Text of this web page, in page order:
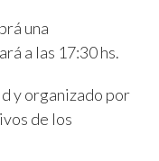
una
a las 17:30 hs.
y organizado por
de los